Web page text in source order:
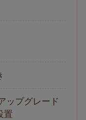
ップグレード
置